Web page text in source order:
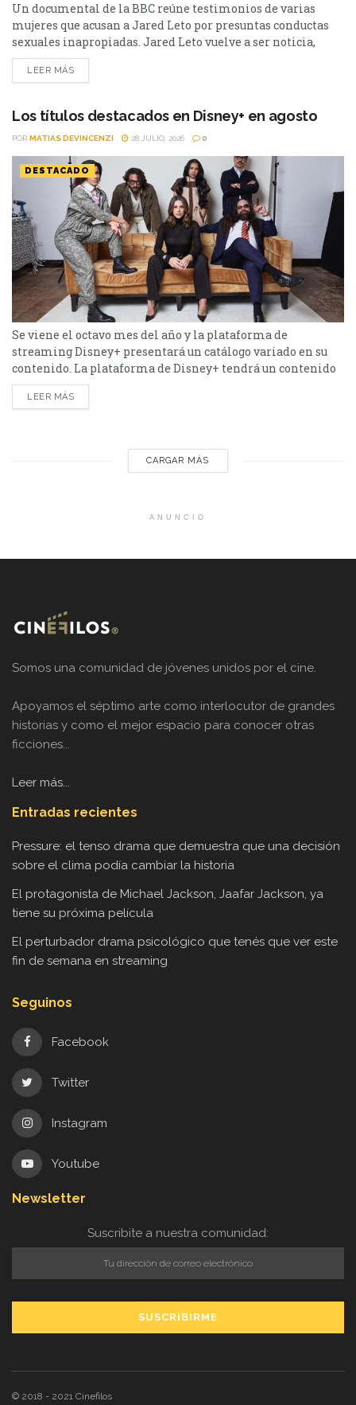
Un documental de la BBC reúne testimonios de varias
mujeres que acusan a Jared Leto por presuntas conductas
sexuales inapropiadas. Jared Leto vuelve a ser noticia,
aunque esta vez lejos de la pantalla. El actor ganador del
Oscar y líder de Thirty Seconds to Mars enfrenta una nueva
Leto: Hollywood's Dark...
LEER MÁS
Los títulos destacados en Disney+ en agosto
POR MATIAS DEVINCENZI 28 JULIO, 2026 0
DESTACADO
Se viene el octavo mes del año y la plataforma de
streaming Disney+ presentará un catálogo variado en su
contenido. La plataforma de Disney+ tendrá un contenido
variado durante el mes de agosto. Desde Star Wars: Visions
- La Novena Jedi hasta Animales, la lista es extensa.
LEER MÁS
CARGAR MÁS
ANUNCIO
Somos una comunidad de jóvenes unidos por el cine.
Apoyamos el séptimo arte como interlocutor de grandes
historias y como el mejor espacio para conocer otras
ficciones...
Leer más...
Entradas recientes
Pressure: el tenso drama que demuestra que una decisión
sobre el clima podía cambiar la historia
El protagonista de Michael Jackson, Jaafar Jackson, ya
tiene su próxima película
El perturbador drama psicológico que tenés que ver este
fin de semana en streaming
Seguinos
Facebook
Twitter
Instagram
Youtube
Newsletter
Suscribite a nuestra comunidad:
© 2018 - 2021 Cinefilos